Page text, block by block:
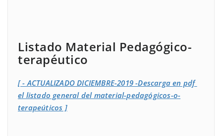
Listado Material Pedagógico-
terapéutico
[ - ACTUALIZADO DICIEMBRE-2019 -Descarga en pdf
el listado general del material-pedagógicos-o-
terapeúticos ]